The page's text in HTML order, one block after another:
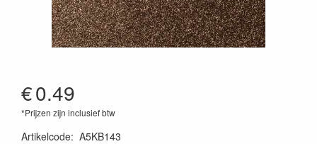
€0.49
*Prijzen zijn inclusief btw
Artikelcode: A5KB143